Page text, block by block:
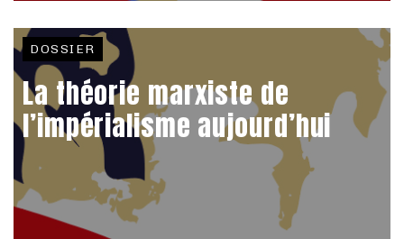
DOSSIER
La théorie marxiste de
l’impérialisme aujourd’hui